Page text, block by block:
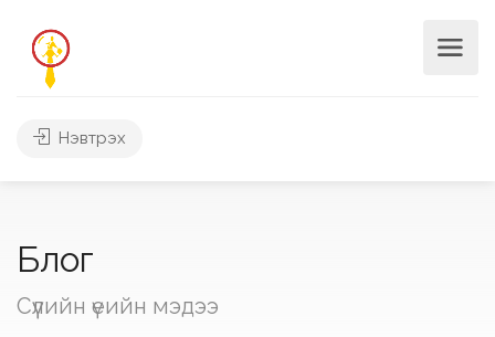
Нэвтрэх
Блог
Сүүлийн үеийн мэдээ